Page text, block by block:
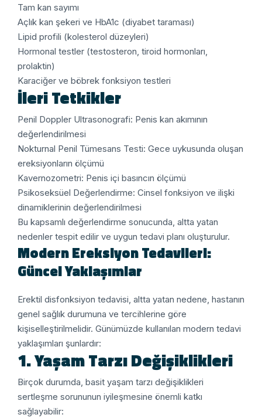
Tam kan sayımı
Açlık kan şekeri ve HbA1c (diyabet taraması)
Lipid profili (kolesterol düzeyleri)
Hormonal testler (testosteron, tiroid hormonları,
prolaktin)
Karaciğer ve böbrek fonksiyon testleri
İleri Tetkikler
Penil Doppler Ultrasonografi: Penis kan akımının
değerlendirilmesi
Nokturnal Penil Tümesans Testi: Gece uykusunda oluşan
ereksiyonların ölçümü
Kavernozometri: Penis içi basıncın ölçümü
Psikoseksüel Değerlendirme: Cinsel fonksiyon ve ilişki
dinamiklerinin değerlendirilmesi
Bu kapsamlı değerlendirme sonucunda, altta yatan
nedenler tespit edilir ve uygun tedavi planı oluşturulur.
Modern Ereksiyon Tedavileri:
Güncel Yaklaşımlar
Erektil disfonksiyon tedavisi, altta yatan nedene, hastanın
genel sağlık durumuna ve tercihlerine göre
kişiselleştirilmelidir. Günümüzde kullanılan modern tedavi
yaklaşımları şunlardır:
1. Yaşam Tarzı Değişiklikleri
Birçok durumda, basit yaşam tarzı değişiklikleri
sertleşme sorununun iyileşmesine önemli katkı
sağlayabilir: